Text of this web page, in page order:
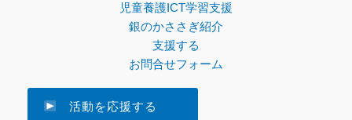
児童養護ICT学習支援
銀のかささぎ紹介
支援する
お問合せフォーム
活動を応援する